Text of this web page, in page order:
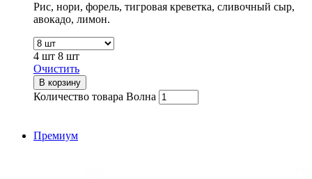
Рис, нори, форель, тигровая креветка, сливочный сыр,
авокадо, лимон.
4 шт 8 шт
Очистить
В корзину
Количество товара Волна
Премиум